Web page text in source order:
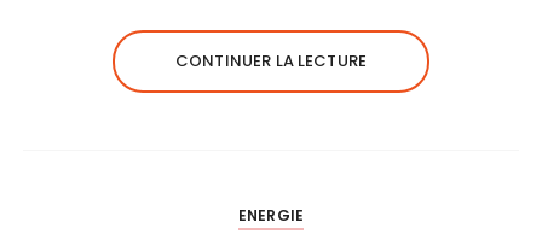
CONTINUER LA LECTURE
ENERGIE